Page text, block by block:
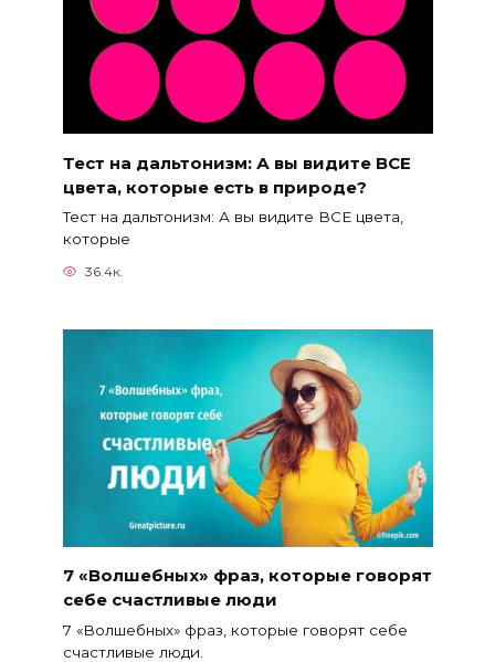
Тест на дальтонизм: А вы видите ВСЕ
цвета, которые есть в природе?
Тест на дальтонизм: А вы видите ВСЕ цвета,
которые
36.4к.
7 «Волшебных» фраз, которые говорят
себе счастливые люди
7 «Волшебных» фраз, которые говорят себе
счастливые люди.